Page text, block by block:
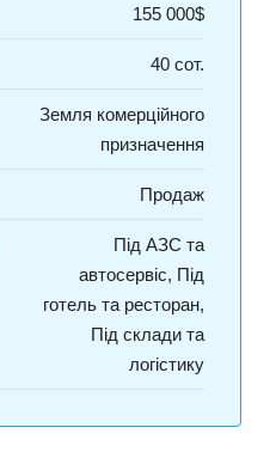
155 000$
40 сот.
Земля комерційного
призначення
Продаж
Під АЗС та
автосервіс, Під
готель та ресторан,
Під склади та
логістику